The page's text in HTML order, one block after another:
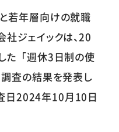
若年層向けの就職
ジェイックは、20
た「週休3日制の使
査の結果を発表し
日2024年10月10日